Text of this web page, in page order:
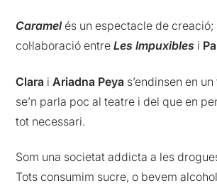
Caramelés un espectacle de creació;
col·laboració entreLes Impuxibles i
Clara iAriadna Peya s’endinsen en
se’n parla poc al teatre i del que en
tot necessari.
Som una societat addicta a les
Tots consumim sucre, o bevem